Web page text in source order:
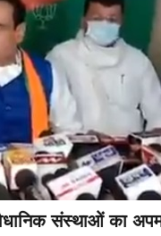
संस्थाओं का